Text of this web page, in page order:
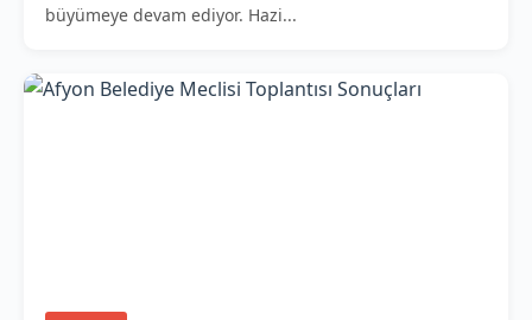
büyümeye devam ediyor. Hazi...